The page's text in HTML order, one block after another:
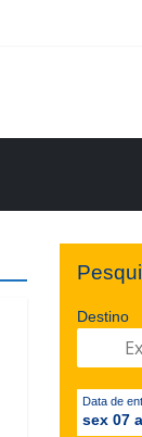
Destino
Data de
sex 07